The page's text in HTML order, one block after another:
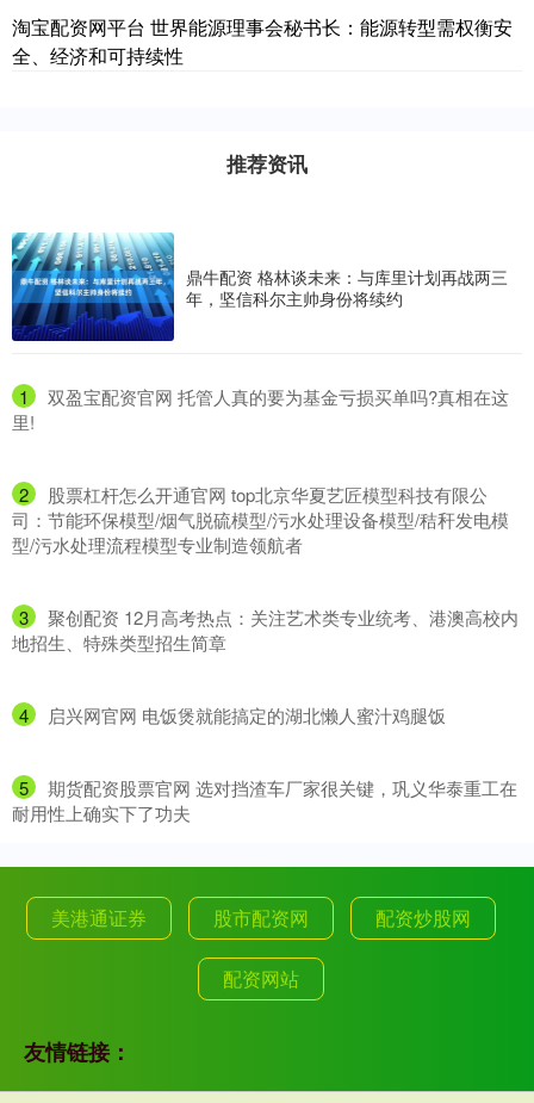
淘宝配资网平台 世界能源理事会秘书长：能源转型需权衡安
全、经济和可持续性
推荐资讯
鼎牛配资 格林谈未来：与库里计划再战两三
年，坚信科尔主帅身份将续约
1
​双盈宝配资官网 托管人真的要为基金亏损买单吗?真相在这
里!
2
​股票杠杆怎么开通官网 top北京华夏艺匠模型科技有限公
司：节能环保模型/烟气脱硫模型/污水处理设备模型/秸秆发电模
型/污水处理流程模型专业制造领航者
3
​聚创配资 12月高考热点：关注艺术类专业统考、港澳高校内
地招生、特殊类型招生简章
4 ​启兴网官网 电饭煲就能搞定的湖北懒人蜜汁鸡腿饭
5
​期货配资股票官网 选对挡渣车厂家很关键，巩义华泰重工在
耐用性上确实下了功夫
美港通证券 股市配资网 配资炒股网
配资网站
友情链接：